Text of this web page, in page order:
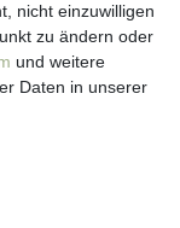
nicht einzuwilligen
zu ändern oder
und weitere
Daten in unserer